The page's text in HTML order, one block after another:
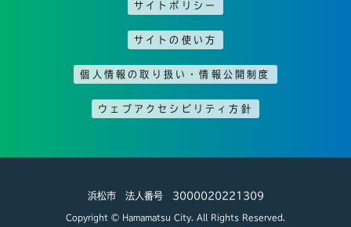
サイトポリシー
サイトの使い方
個人情報の取り扱い・情報公開制度
ウェブアクセシビリティ方針
浜松市 法人番号 3000020221309
Copyright © Hamamatsu City. All Rights Reserved.